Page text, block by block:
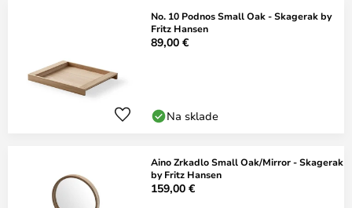
No. 10 Podnos Small Oak - Skagerak by
Fritz Hansen
89,00 €
Na sklade
Aino Zrkadlo Small Oak/Mirror - Skagerak
by Fritz Hansen
159,00 €